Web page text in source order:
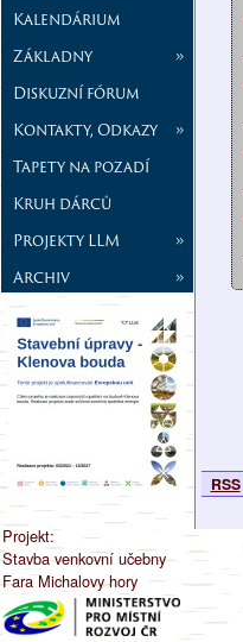
Kalendárium
Základny
»
Diskuzní fórum
Kontakty, Odkazy
»
Tapety na pozadí
Kruh dárců
Projekty LLM
»
Archiv
»
Projekt:
Stavba venkovní učebny
Fara Michalovy hory
RSS